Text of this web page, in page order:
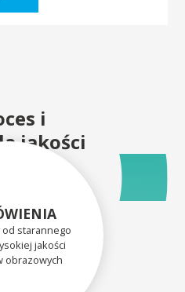
i
jakości
od starannego
jakości
obrazowych